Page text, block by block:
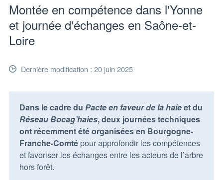
Montée en compétence dans l'Yonne
et journée d'échanges en Saône-et-
Loire
Dernière modification : 20 juin 2025
Dans le cadre du Pacte en faveur de la haieet du
Réseau Bocag’haies, deux journées techniques
ont récemment été organisées en Bourgogne-
Franche-Comtépour approfondir les compétences
et favoriser les échanges entre les acteurs de l’arbre
hors forêt.